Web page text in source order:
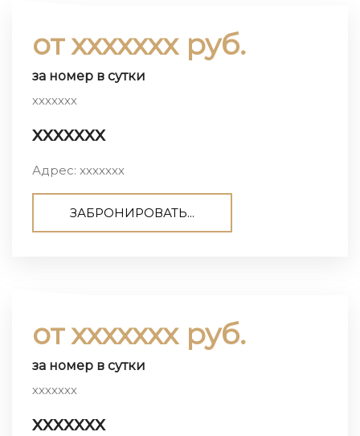
от ххххххх руб.
за номер в сутки
ххххххх
ххххххх
Адрес: ххххххх
ЗАБРОНИРОВАТЬ...
от ххххххх руб.
за номер в сутки
ххххххх
ххххххх